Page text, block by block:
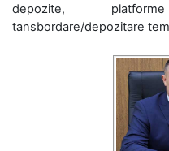
depozite,
tansbordare/depozitare